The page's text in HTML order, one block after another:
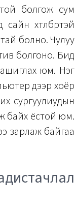
болгож сум
хөтөлбөртэй
болно. Чулуу
болгоно. Бид
юм. Нэг
дээр хоёр
сургуулиудын
байх ёстой юм.
зарлаж байгаа